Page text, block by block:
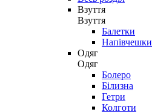
Взуття
Взуття
Балетки
Напівчешки
Одяг
Одяг
Болеро
Білизна
Гетри
Колготи